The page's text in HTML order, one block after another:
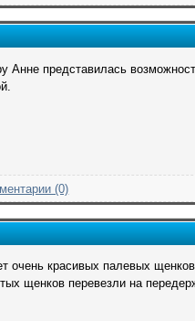
Анне представилась
(0)
очень красивых палевых
щенков перевезли на